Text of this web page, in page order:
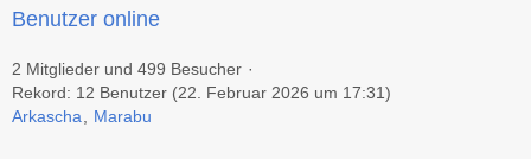
Benutzer online
2 Mitglieder und 499 Besucher
Rekord: 12 Benutzer (22. Februar 2026 um 17:31)
Arkascha
Marabu